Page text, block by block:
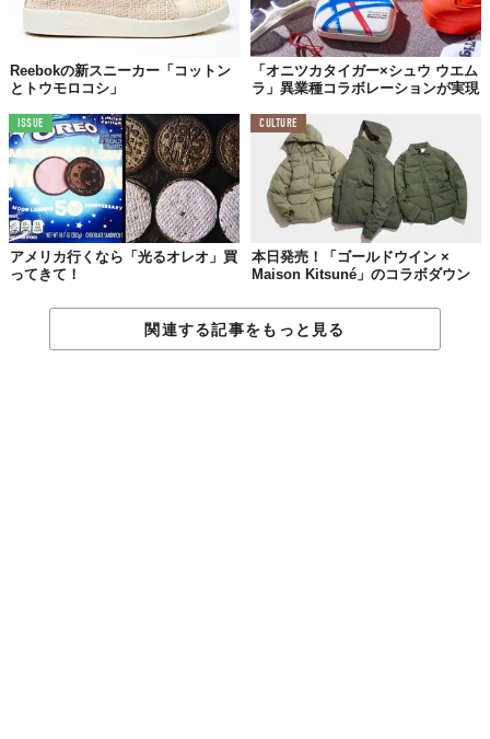
Reebokの新スニーカー「コットン
とトウモロコシ」
「オニツカタイガー×シュウ ウエム
ラ」異業種コラボレーションが実現
ISSUE
アメリカ行くなら「光るオレオ」買
ってきて！
CULTURE
本日発売！「ゴールドウイン ×
Maison Kitsuné」のコラボダウン
関連する記事をもっと見る